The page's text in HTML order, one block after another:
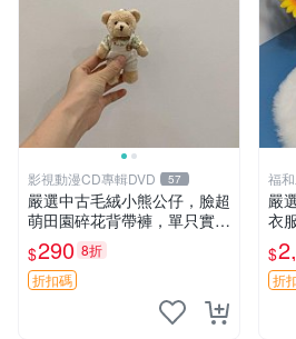
影視動漫CD專輯DVD 57
嚴選中古毛絨小熊公仔，臉超
萌田園碎花背帶褲，單只實拍
展示 中古、毛絨玩具、玩偶
$290 8折
折扣碼
福
嚴
衣
珍
小
$
折